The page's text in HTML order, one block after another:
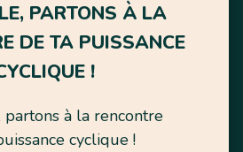
PARTONS À LA
DE TA PUISSANCE
!
partons à la rencontre
cyclique !